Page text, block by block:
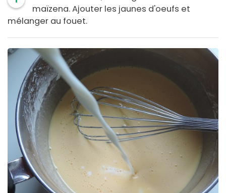
maïzena. Ajouter les jaunes d'oeufs et
mélanger au fouet.